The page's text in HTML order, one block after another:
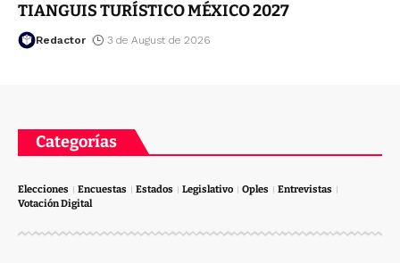
TIANGUIS TURÍSTICO MÉXICO 2027
Redactor 3 de August de 2026
Categorías
Elecciones Encuestas Estados Legislativo Oples
Entrevistas
Votación Digital